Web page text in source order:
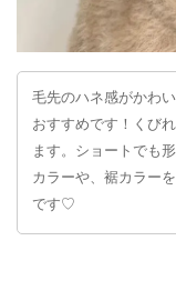
毛先のハネ感がかわ
おすすめです！くび
ます。ショートでも
カラーや、裾カラー
です♡